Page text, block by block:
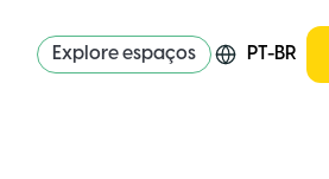
Explore espaços PT-BR